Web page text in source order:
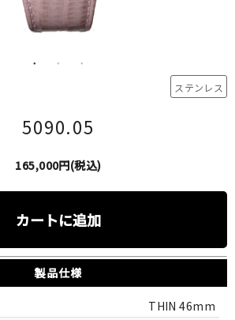
ステンレス
5090.05
165,000円(税込)
カートに追加
製品仕様
THIN 46mm